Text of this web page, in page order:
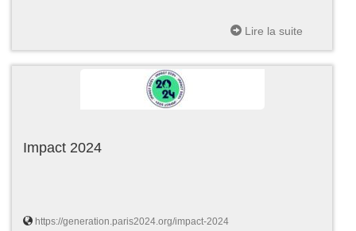
Lire la suite
Impact 2024
https://generation.paris2024.org/impact-2024